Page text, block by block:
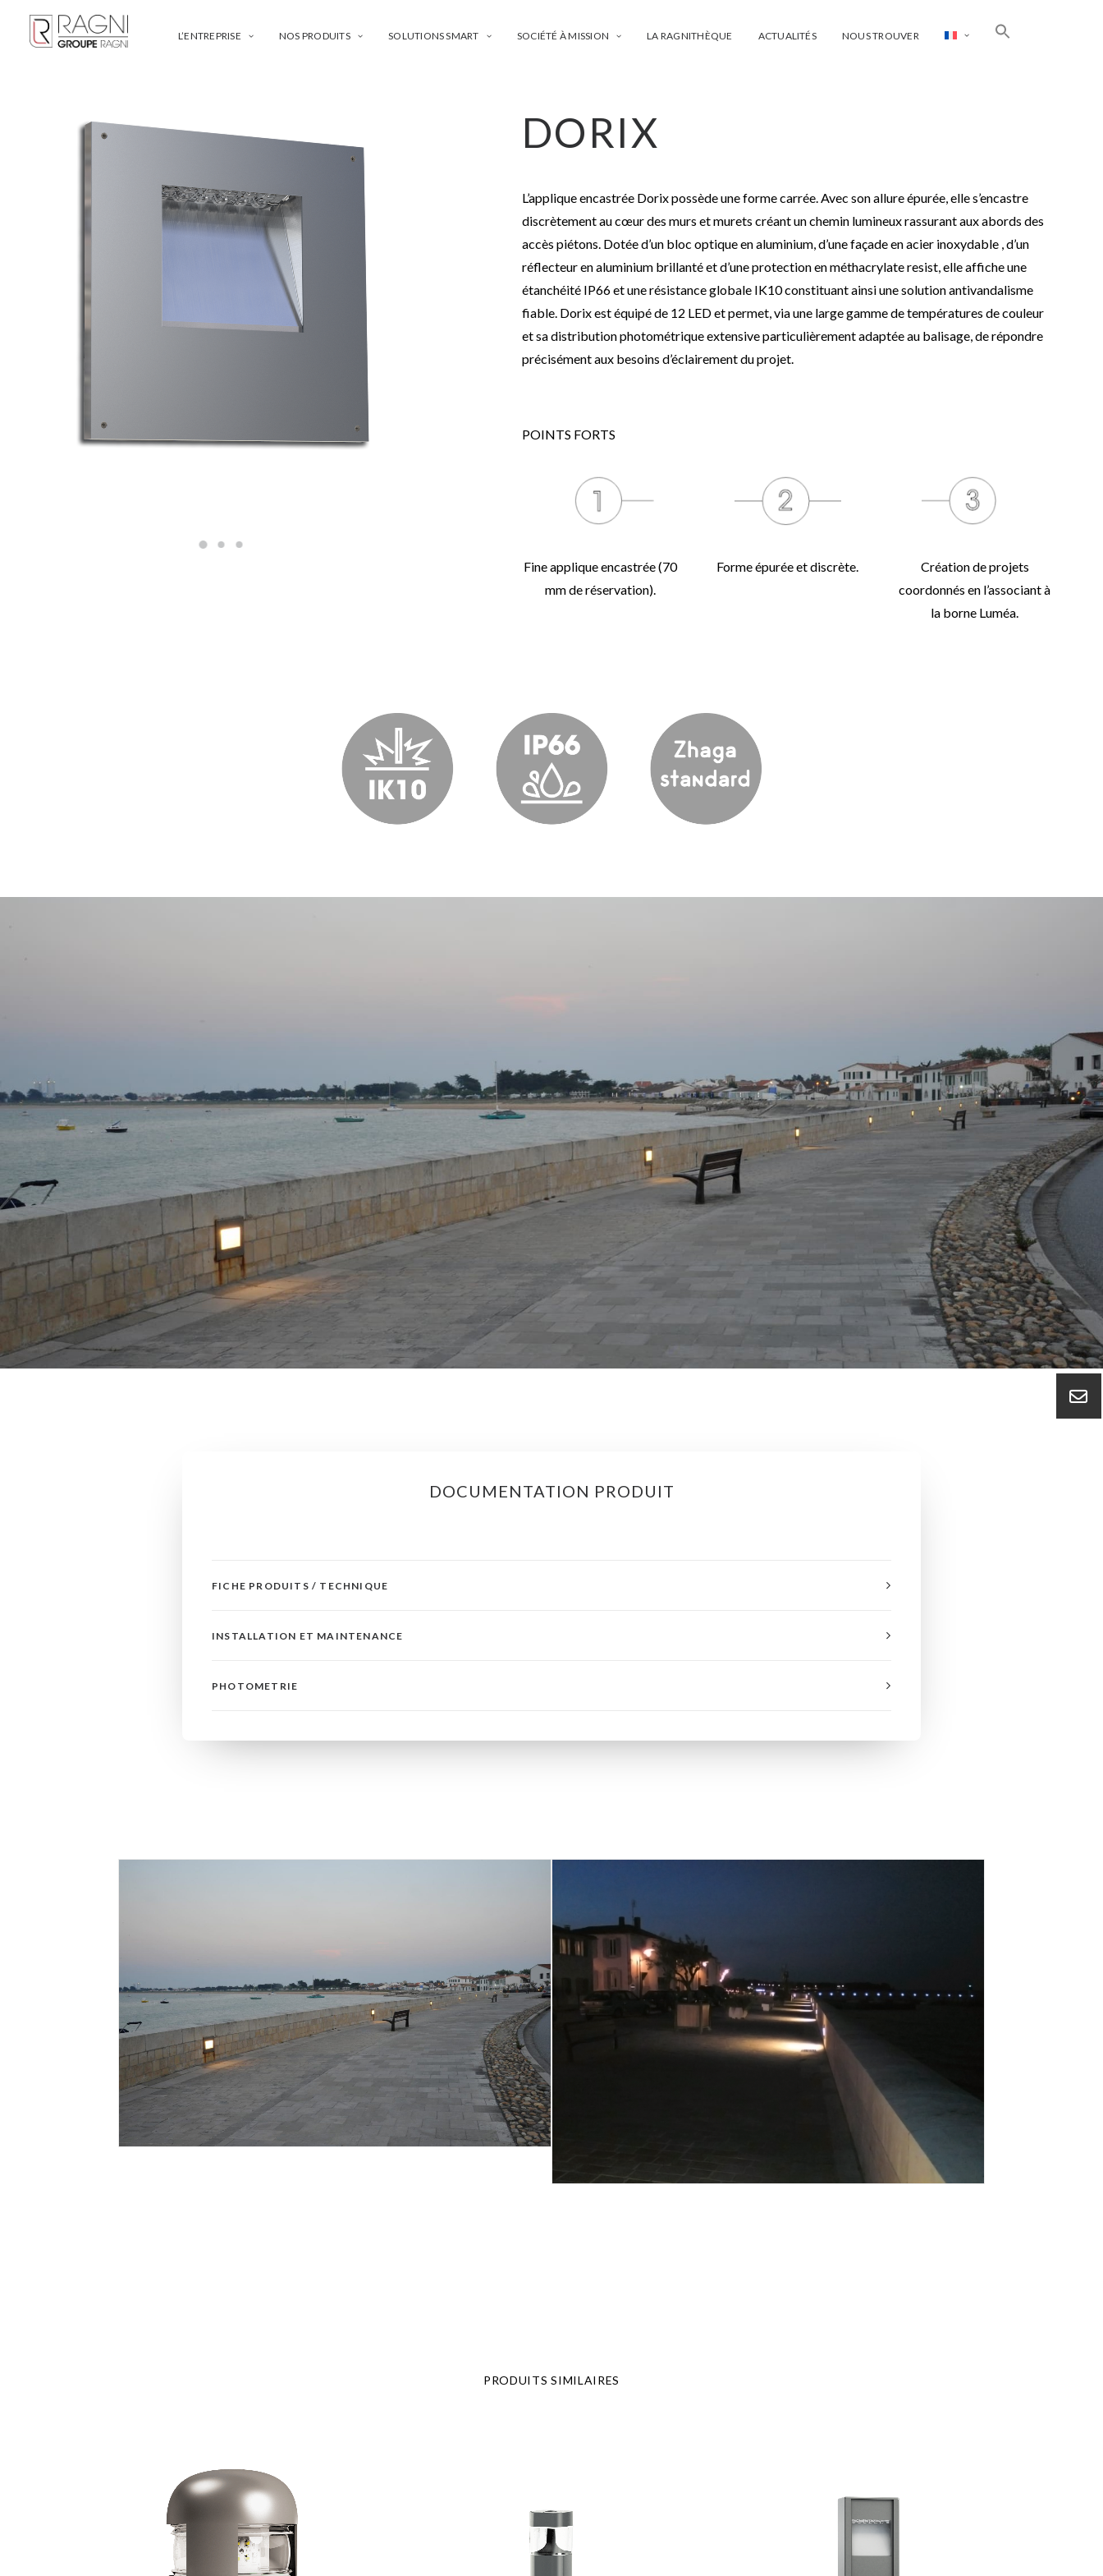
L’ENTREPRISE NOS PRODUITS SOLUTIONS SMART SOCIÉTÉ À MISSION LA RAGNITHÈQUE ACTUALITÉS NOUS TROUVER
DORIX
L’applique encastrée Dorix possède une forme carrée. Avec son allure épurée, elle s’encastre
discrètement au cœur des murs et murets créant un chemin lumineux rassurant aux abords des
accès piétons. Dotée d’un bloc optique en aluminium, d’une façade en acier inoxydable , d’un
réflecteur en aluminium brillanté et d’une protection en méthacrylate resist, elle affiche une
étanchéité IP66 et une résistance globale IK10 constituant ainsi une solution antivandalisme
fiable. Dorix est équipé de 12 LED et permet, via une large gamme de températures de couleur
et sa distribution photométrique extensive particulièrement adaptée au balisage, de répondre
précisément aux besoins d’éclairement du projet.
POINTS FORTS
Fine applique encastrée (70
mm de réservation).
Forme épurée et discrète.
Création de projets
coordonnés en l’associant à
la borne Luméa.
DOCUMENTATION PRODUIT
FICHE PRODUITS / TECHNIQUE
INSTALLATION ET MAINTENANCE
PHOTOMETRIE
PRODUITS SIMILAIRES